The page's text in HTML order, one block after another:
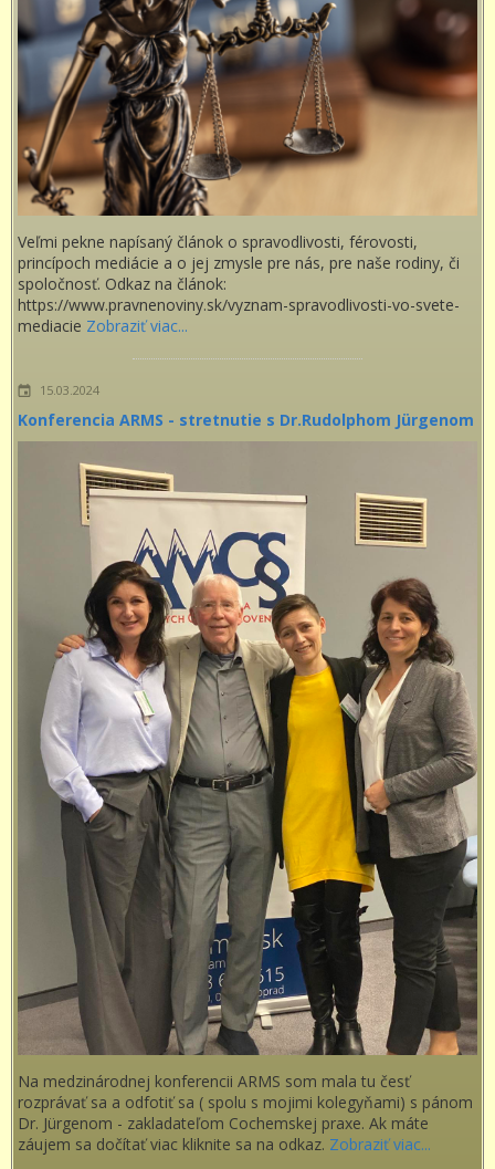
Veľmi pekne napísaný článok o spravodlivosti, férovosti,
princípoch mediácie a o jej zmysle pre nás, pre naše rodiny, či
spoločnosť. Odkaz na článok:
https://www.pravnenoviny.sk/vyznam-spravodlivosti-vo-svete-
mediacie Zobraziť viac...
15.03.2024
Konferencia ARMS - stretnutie s Dr.Rudolphom Jürgenom
Na medzinárodnej konferencii ARMS som mala tu česť
rozprávať sa a odfotiť sa ( spolu s mojimi kolegyňami) s pánom
Dr. Jürgenom - zakladateľom Cochemskej praxe. Ak máte
záujem sa dočítať viac kliknite sa na odkaz. Zobraziť viac...